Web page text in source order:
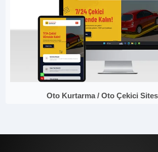
Oto Kurtarma / Oto Çekici